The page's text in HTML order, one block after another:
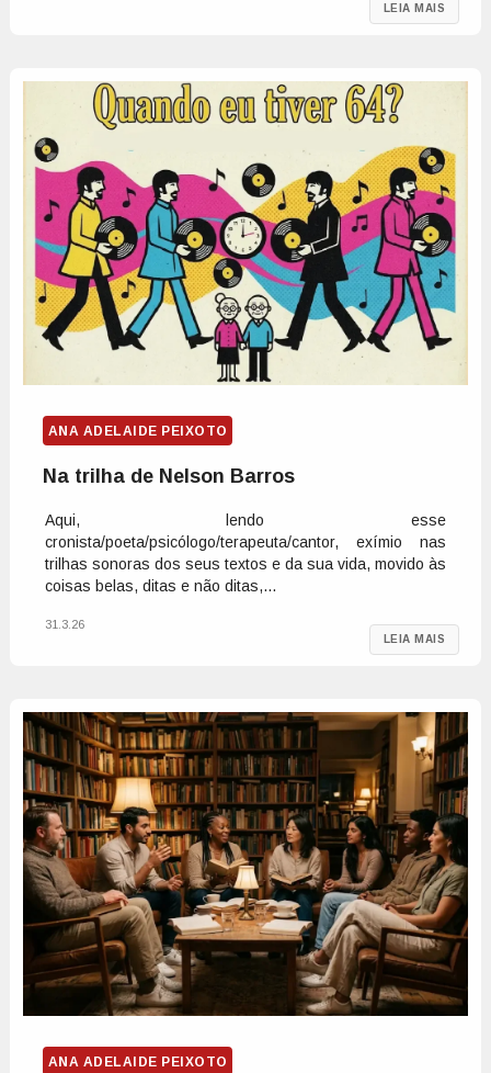
LEIA MAIS
ANA ADELAIDE PEIXOTO
Na trilha de Nelson Barros
Aqui, lendo esse
cronista/poeta/psicólogo/terapeuta/cantor, exímio nas
trilhas sonoras dos seus textos e da sua vida, movido às
coisas belas, ditas e não ditas,...
LEIA MAIS
31.3.26
ANA ADELAIDE PEIXOTO